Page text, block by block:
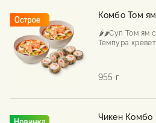
Комбо Том
🌶️🌶️Суп Том ям
Темпура
955 г
Чикен Комбо